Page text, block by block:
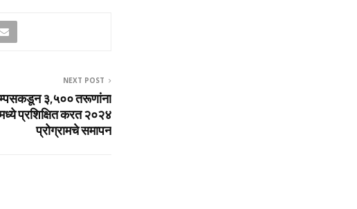
NEXT POST
३,५०० तरूणांना
प्रशिक्षित करत २०२४
प्रोग्रामचे समापन